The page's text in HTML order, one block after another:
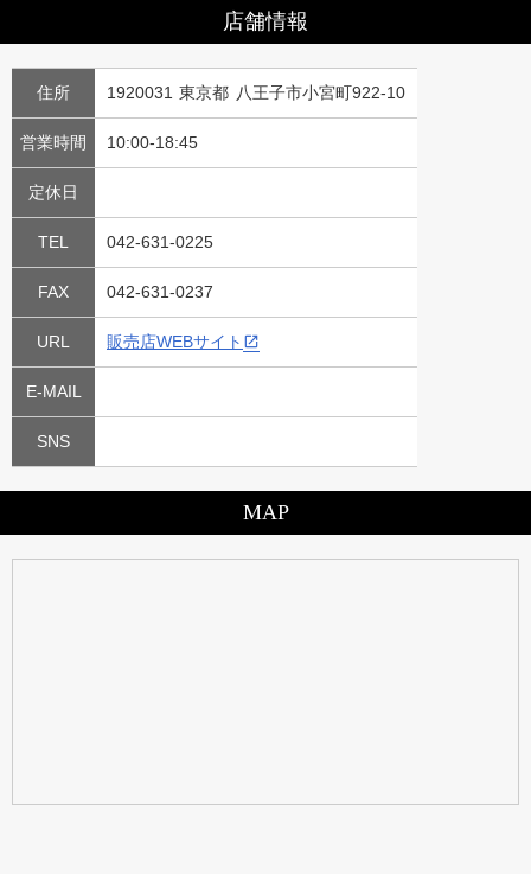
店舗情報
住所 1920031 東京都 八王子市小宮町922-10
営業時間 10:00-18:45
定休日
TEL 042-631-0225
FAX 042-631-0237
URL 販売店WEBサイト
E-MAIL
SNS
MAP